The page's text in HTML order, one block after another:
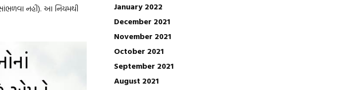
નહીં). આ નિયમથી
January 2022
December 2021
November 2021
October 2021
September 2021
August 2021